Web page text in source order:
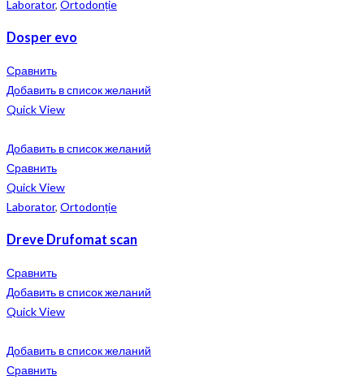
Laborator, Ortodonție
Dosper evo
Сравнить
Добавить в список желаний
Quick View
Добавить в список желаний
Сравнить
Quick View
Laborator, Ortodonție
Dreve Drufomat scan
Сравнить
Добавить в список желаний
Quick View
Добавить в список желаний
Сравнить